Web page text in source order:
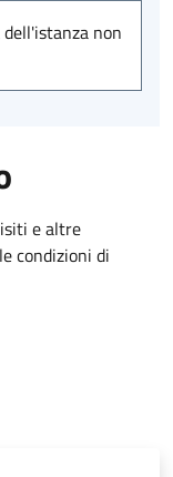
non
e altre
condizioni di